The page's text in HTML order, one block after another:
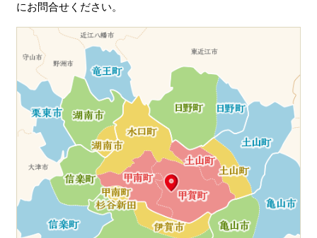
にお問合せください。